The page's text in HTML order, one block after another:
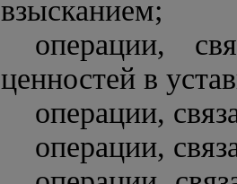
взысканием;
операции,
ценностей в
операции,
операции,